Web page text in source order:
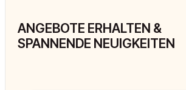
ANGEBOTE ERHALTEN &
SPANNENDE NEUIGKEITEN